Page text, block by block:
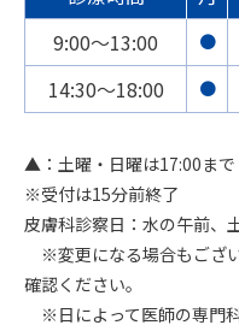
9:00〜13:00
●
14:30〜18:00 ●
▲：土曜・日曜は17:00まで
※受付は15分前終了
皮膚科診察日：水の午前、
※変更になる場合もござ
確認ください。
※日によって医師の専門